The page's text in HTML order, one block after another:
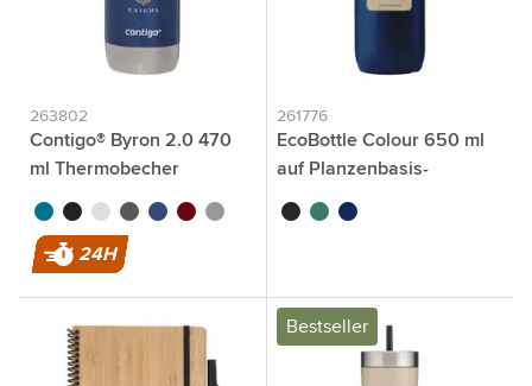
263802
Contigo® Byron 2.0 470
ml Thermobecher
turquoise
noir blancgris bleu rougeargenté
24H
261776
EcoBottle Colour 650 ml
auf Planzenbasis-
noir vert bleu marine
Bestseller